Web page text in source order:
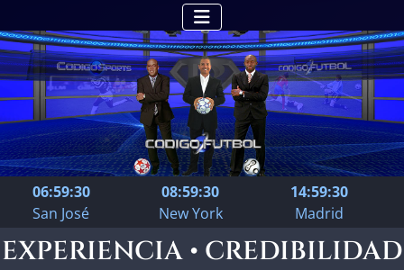
06:59:30
San José
08:59:30
New York
14:59:30
Madrid
EXPERIENCIA • CREDIBILIDAD